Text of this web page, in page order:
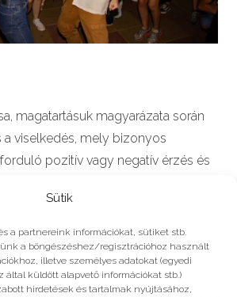
Sütik
a partnereink információkat, sütiket stb.
a böngészéshez/regisztrációhoz használt
illetve személyes adatokat (egyedi
által küldött alapvető információkat stb.)
hirdetések és tartalmak nyújtásához,
magatartásuk magyarázata során
a viselkedés, mely bizonyos
pozitív vagy negatív érzés és